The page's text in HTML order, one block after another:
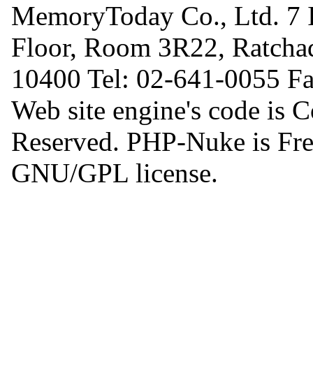
MemoryToday Co., Ltd.
Floor, Room 3R22,
10400 Tel: 02-641-0055
Web site engine's code is
Reserved. PHP-Nuke is
GNU/GPL license.